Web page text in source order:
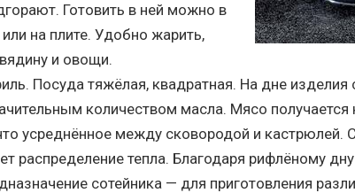
Готовить в ней можно в
на плите. Удобно жарить,
и овощи.
Посуда тяжёлая, квадратная. На дне
количеством масла. Мясо
усреднённое между сковородой и кастрюлей.
распределение тепла. Благодаря рифлёному
сотейника — для приготовления